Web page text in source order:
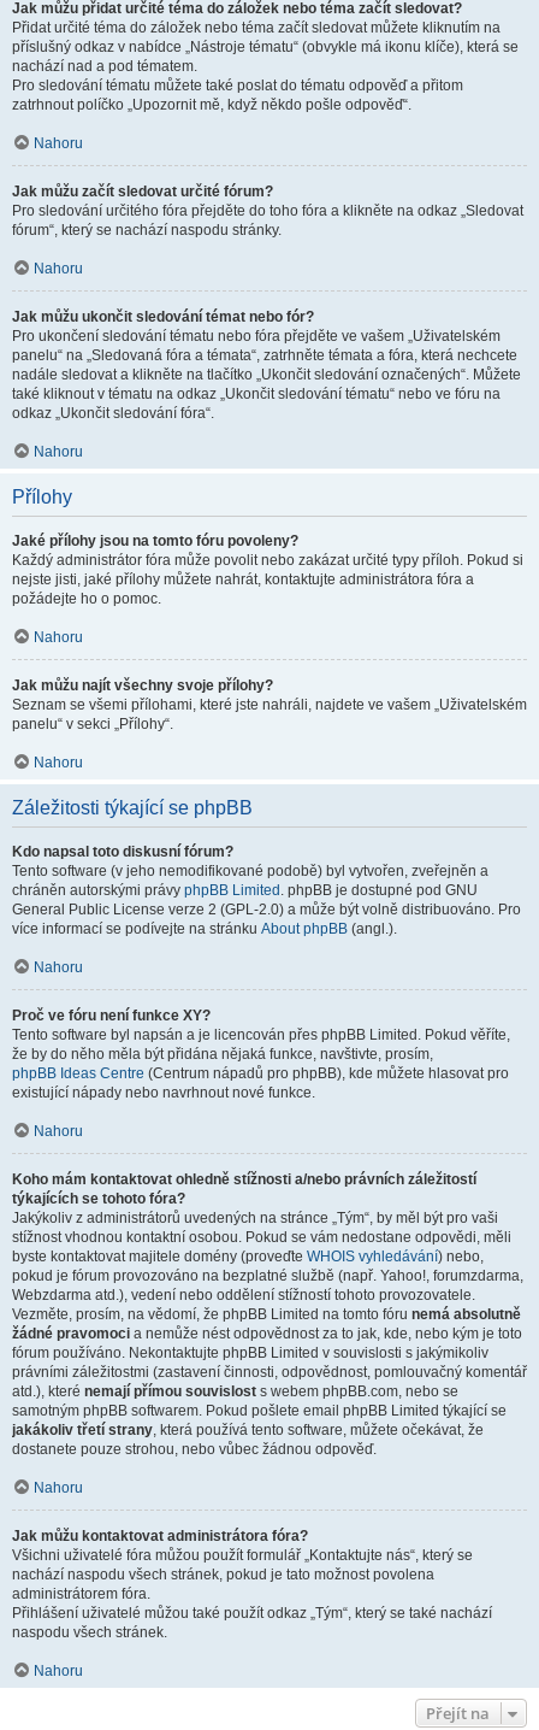
Jak můžu přidat určité téma do záložek nebo téma začít sledovat?
Přidat určité téma do záložek nebo téma začít sledovat můžete kliknutím na
příslušný odkaz v nabídce „Nástroje tématu“ (obvykle má ikonu klíče), která se
nachází nad a pod tématem.
Pro sledování tématu můžete také poslat do tématu odpověď a přitom
zatrhnout políčko „Upozornit mě, když někdo pošle odpověď“.
Nahoru
Jak můžu začít sledovat určité fórum?
Pro sledování určitého fóra přejděte do toho fóra a klikněte na odkaz „Sledovat
fórum“, který se nachází naspodu stránky.
Nahoru
Jak můžu ukončit sledování témat nebo fór?
Pro ukončení sledování tématu nebo fóra přejděte ve vašem „Uživatelském
panelu“ na „Sledovaná fóra a témata“, zatrhněte témata a fóra, která nechcete
nadále sledovat a klikněte na tlačítko „Ukončit sledování označených“. Můžete
také kliknout v tématu na odkaz „Ukončit sledování tématu“ nebo ve fóru na
odkaz „Ukončit sledování fóra“.
Nahoru
Přílohy
Jaké přílohy jsou na tomto fóru povoleny?
Každý administrátor fóra může povolit nebo zakázat určité typy příloh. Pokud si
nejste jisti, jaké přílohy můžete nahrát, kontaktujte administrátora fóra a
požádejte ho o pomoc.
Nahoru
Jak můžu najít všechny svoje přílohy?
Seznam se všemi přílohami, které jste nahráli, najdete ve vašem „Uživatelském
panelu“ v sekci „Přílohy“.
Nahoru
Záležitosti týkající se phpBB
Kdo napsal toto diskusní fórum?
Tento software (v jeho nemodifikované podobě) byl vytvořen, zveřejněn a
chráněn autorskými právy phpBB Limited . phpBB je dostupné pod GNU
General Public License verze 2 (GPL-2.0) a může být volně distribuováno. Pro
více informací se podívejte na stránku About phpBB (angl.).
Nahoru
Proč ve fóru není funkce XY?
Tento software byl napsán a je licencován přes phpBB Limited. Pokud věříte,
že by do něho měla být přidána nějaká funkce, navštivte, prosím,
phpBB Ideas Centre (Centrum nápadů pro phpBB), kde můžete hlasovat pro
existující nápady nebo navrhnout nové funkce.
Nahoru
Koho mám kontaktovat ohledně stížnosti a/nebo právních záležitostí
týkajících se tohoto fóra?
Jakýkoliv z administrátorů uvedených na stránce „Tým“, by měl být pro vaši
stížnost vhodnou kontaktní osobou. Pokud se vám nedostane odpovědi, měli
byste kontaktovat majitele domény (proveďte WHOIS vyhledávání) nebo,
pokud je fórum provozováno na bezplatné službě (např. Yahoo!, forumzdarma,
Webzdarma atd.), vedení nebo oddělení stížností tohoto provozovatele.
Vezměte, prosím, na vědomí, že phpBB Limited na tomto fóru nemá absolutně
žádné pravomoci a nemůže nést odpovědnost za to jak, kde, nebo kým je toto
fórum používáno. Nekontaktujte phpBB Limited v souvislosti s jakýmikoliv
právními záležitostmi (zastavení činnosti, odpovědnost, pomlouvačný komentář
atd.), které nemají přímou souvislost s webem phpBB.com, nebo se
samotným phpBB softwarem. Pokud pošlete email phpBB Limited týkající se
jakákoliv třetí strany, která používá tento software, můžete očekávat, že
dostanete pouze strohou, nebo vůbec žádnou odpověď.
Nahoru
Jak můžu kontaktovat administrátora fóra?
Všichni uživatelé fóra můžou použít formulář „Kontaktujte nás“, který se
nachází naspodu všech stránek, pokud je tato možnost povolena
administrátorem fóra.
Přihlášení uživatelé můžou také použít odkaz „Tým“, který se také nachází
naspodu všech stránek.
Nahoru
Přejít na